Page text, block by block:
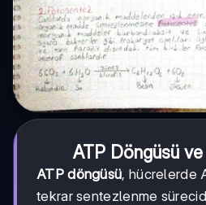
ATP Döngüsü
ATP döngüsü, hücrelerde
tekrar sentezlenme